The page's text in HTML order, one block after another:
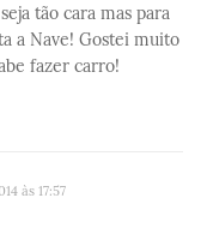
tão cara mas para
a Nave! Gostei muito
fazer carro!
às 17:57